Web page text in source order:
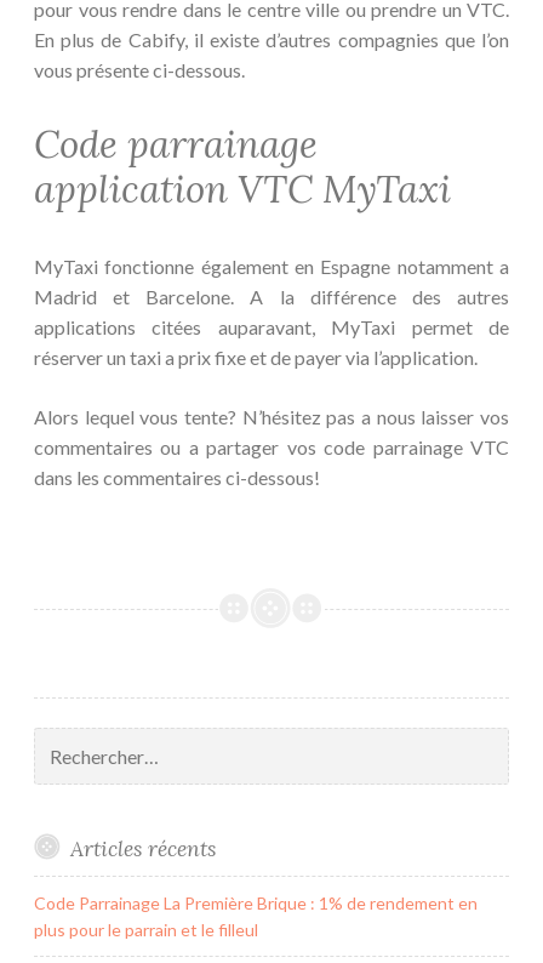
pour vous rendre dans le centre ville ou prendre un VTC.
En plus de Cabify, il existe d’autres compagnies que l’on
vous présente ci-dessous.
Code parrainage
application VTC MyTaxi
MyTaxi fonctionne également en Espagne notamment a
Madrid et Barcelone. A la différence des autres
applications citées auparavant, MyTaxi permet de
réserver un taxi a prix fixe et de payer via l’application.
Alors lequel vous tente? N’hésitez pas a nous laisser vos
commentaires ou a partager vos code parrainage VTC
dans les commentaires ci-dessous!
Articles récents
Code Parrainage La Première Brique : 1% de rendement en
plus pour le parrain et le filleul